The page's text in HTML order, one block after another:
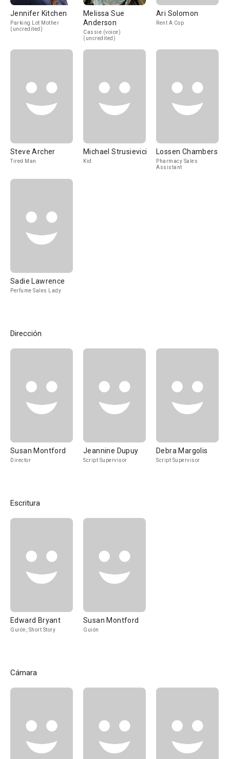
Jennifer Kitchen
Parking Lot Mother
(uncredited)
Melissa Sue
Anderson
Cassie (voice)
(uncredited)
Ari Solomon
Rent A Cop
Steve Archer
Tired Man
Michael Strusievici
Kid
Lossen Chambers
Pharmacy Sales
Assistant
Sadie Lawrence
Perfume Sales Lady
Dirección
Susan Montford
Director
Jeannine Dupuy
Script Supervisor
Debra Margolis
Script Supervisor
Escritura
Edward Bryant
Guión, Short Story
Susan Montford
Guión
Cámara